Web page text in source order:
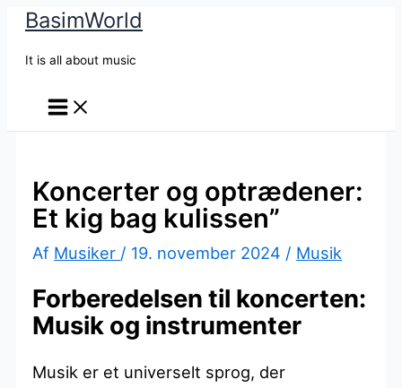
BasimWorld
It is all about music
Koncerter og optrædener:
Et kig bag kulissen”
Af Musiker / 19. november 2024 / Musik
Forberedelsen til koncerten:
Musik og instrumenter
Musik er et universelt sprog, der